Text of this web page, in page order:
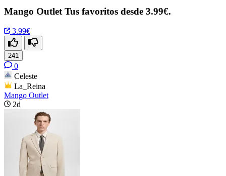
Mango Outlet Tus favoritos desde 3.99€.
3.99€
241
0
Celeste
La_Reina
Mango Outlet
2d